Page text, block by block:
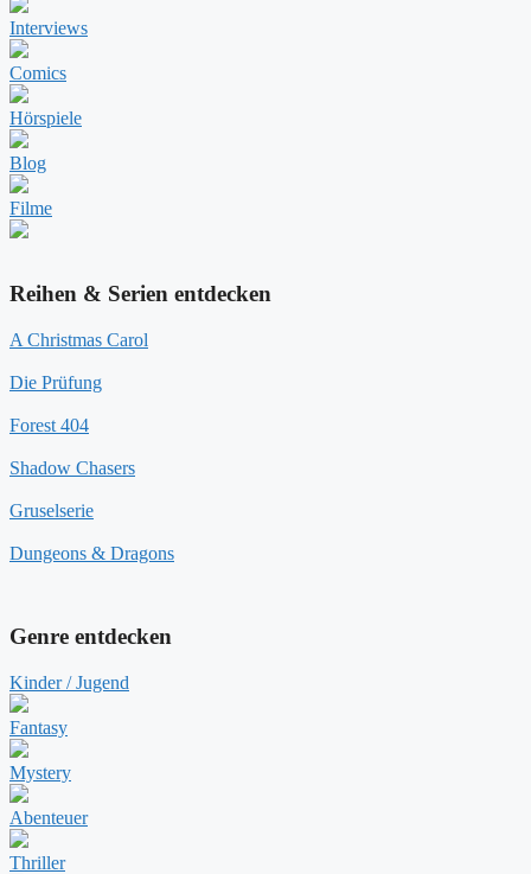
Interviews
Comics
Hörspiele
Blog
Filme
Reihen & Serien entdecken
A Christmas Carol
Die Prüfung
Forest 404
Shadow Chasers
Gruselserie
Dungeons & Dragons
Genre entdecken
Kinder / Jugend
Fantasy
Mystery
Abenteuer
Thriller